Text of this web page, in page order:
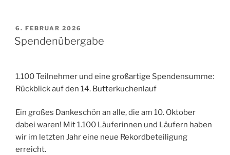
c
e
o
o
itt
er
at
s
p
p
l
VERÖFFENTLICHT
AM
6. FEBRUAR 2026
Spendenübergabe
1.100 Teilnehmer und eine großartige Spendensumme:
Rückblick auf den 14. Butterkuchenlauf
Ein großes Dankeschön an alle, die am 10. Oktober
dabei waren! Mit 1.100 Läuferinnen und Läufern haben
wir im letzten Jahr eine neue Rekordbeteiligung
erreicht.